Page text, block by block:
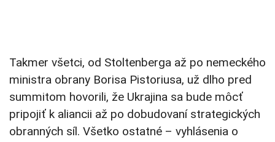
Takmer všetci, od Stoltenberga až po nemeckého
ministra obrany Borisa Pistoriusa, už dlho pred
summitom hovorili, že Ukrajina sa bude môcť
pripojiť k aliancii až po dobudovaní strategických
obranných síl. Všetko ostatné – vyhlásenia o